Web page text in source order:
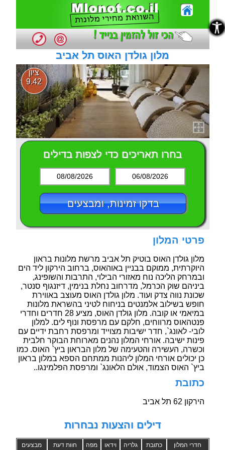
מלון גולדן האוס תל אביב
ציון
9.42
בחרו תאריכים כדי לצפות בדילים
08/08/2026 06/08/2026
בדקו זמינות, ומבצעים
פרטי המלון
מלון גולדן האוס בוטיק תל אביב מרשת מלונות בראון
היוקרתית, ממוקם בבניין באוהאוס, ברחוב הירקון ליד הים
ובמרחק הליכה נוח מאזורי הבילוי, התרבות והשופינג,
ביניהם שוק הכרמל, מדרחוב נחלת בנימין, דיזנגוף סנטר,
שכונת נווה צדק ועוד. מלון גולדן האוס מעוצב באווירת
חופש בשילוב אלמנטים בניחוח לטיני בהשראת מלונות
במיאמי או קובה. מלון גולדן האוס, מציע 28 חדרים וחדרי
פנטהאוס מרווחים, חלקם עם מרפסת ונוף לים. למלון
לובי- לאונג`, חדר ישיבות מצוייד ומרפסת רחבת ידיים עם
פינות ישיבה. אורחי המלון נהנים מארוחת הבוקר חלבית
וכשרה, העשירה והטעימה של מלון הבראון ביץ` האוס. כמו
כן יכולים אורחי המלון ליהנות ממתחם הספא במלון בראון
ביץ` האוס הצמוד, אולם הלאונג` ומרפסת הפלמינגו..
כתובת
הירקון 62 תל אביב
דילים והצעות נבחרות
מבצעים חוות דעת מפה וידאו גלריה כתובת חדרי המלון
נגישות
נגישות